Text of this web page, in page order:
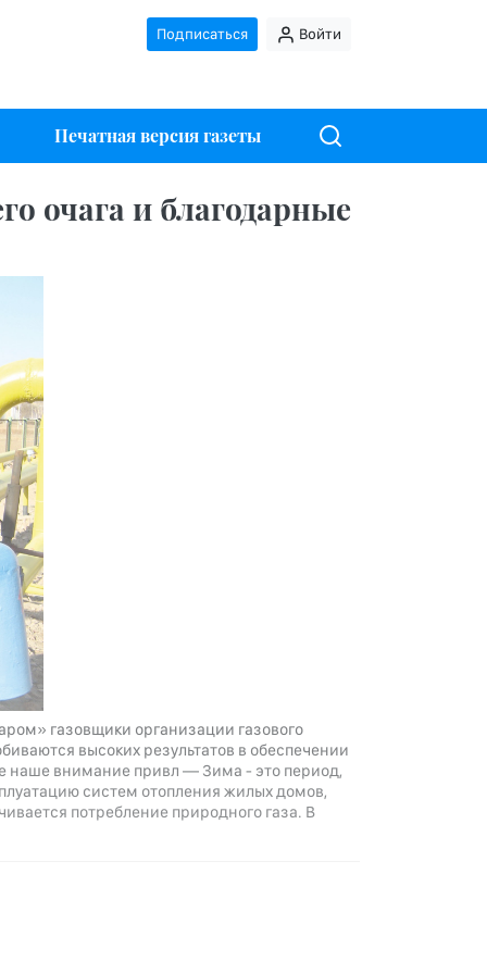
Подписаться Войти
Печатная версия газеты
очага и благодарные
газовщики организации газового
высоких результатов в обеспечении
наше внимание привл — Зима - это период,
систем отопления жилых домов,
потребление природного газа. В